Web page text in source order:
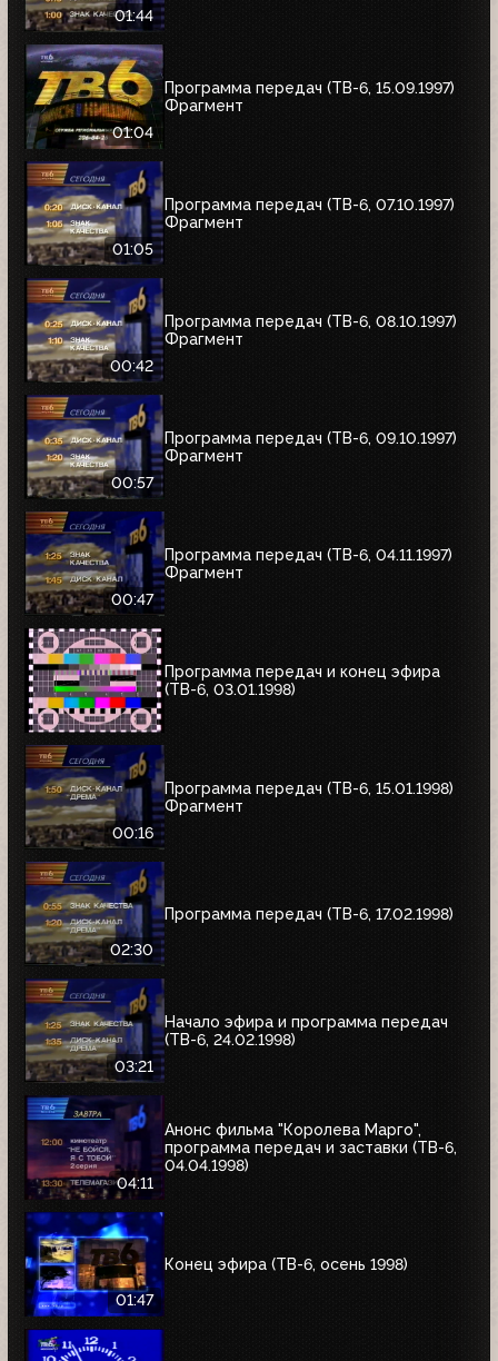
01:44
01:04
Программа передач (ТВ-6, 15.09.1997)
Фрагмент
01:05
Программа передач (ТВ-6, 07.10.1997)
Фрагмент
00:42
Программа передач (ТВ-6, 08.10.1997)
Фрагмент
00:57
Программа передач (ТВ-6, 09.10.1997)
Фрагмент
00:47
Программа передач (ТВ-6, 04.11.1997)
Фрагмент
Программа передач и конец эфира
(ТВ-6, 03.01.1998)
00:16
Программа передач (ТВ-6, 15.01.1998)
Фрагмент
02:30
Программа передач (ТВ-6, 17.02.1998)
03:21
Начало эфира и программа передач
(ТВ-6, 24.02.1998)
04:11
Анонс фильма "Королева Марго",
программа передач и заставки (ТВ-6,
04.04.1998)
01:47
Конец эфира (ТВ-6, осень 1998)